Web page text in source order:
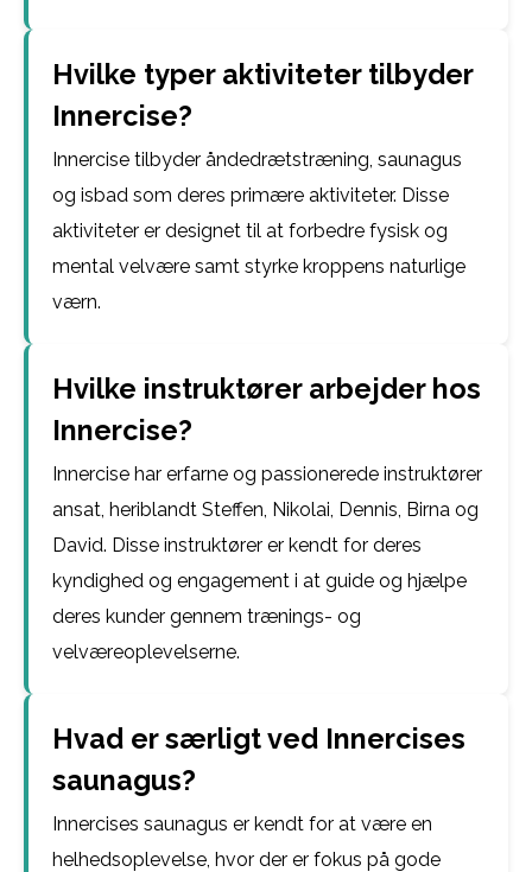
Hvilke typer aktiviteter tilbyder
Innercise?
Innercise tilbyder åndedrætstræning, saunagus
og isbad som deres primære aktiviteter. Disse
aktiviteter er designet til at forbedre fysisk og
mental velvære samt styrke kroppens naturlige
værn.
Hvilke instruktører arbejder hos
Innercise?
Innercise har erfarne og passionerede instruktører
ansat, heriblandt Steffen, Nikolai, Dennis, Birna og
David. Disse instruktører er kendt for deres
kyndighed og engagement i at guide og hjælpe
deres kunder gennem trænings- og
velværeoplevelserne.
Hvad er særligt ved Innercises
saunagus?
Innercises saunagus er kendt for at være en
helhedsoplevelse, hvor der er fokus på gode